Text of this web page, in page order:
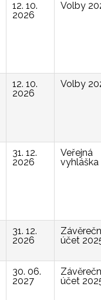
12. 10.
2026
Volby
12. 10.
2026
Volby
31. 12.
2026
Veřejná
vyhláška
31. 12.
2026
účet
30. 06.
2027
účet